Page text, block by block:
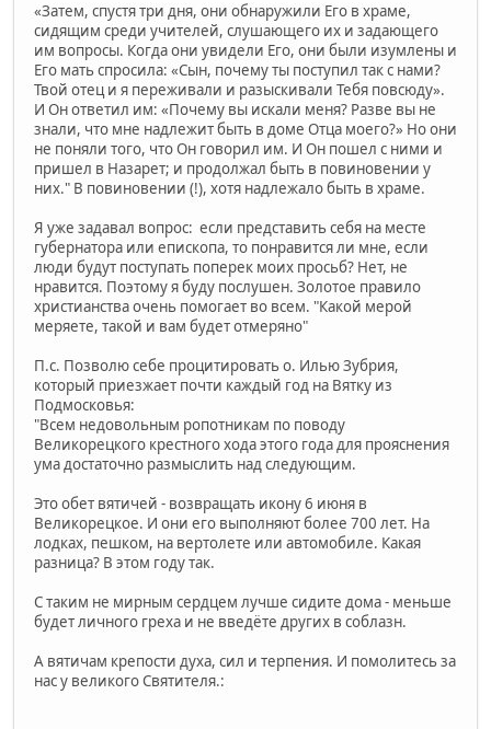
«Затем, спустя три дня, они обнаружили Его в храме,
сидящим среди учителей, слушающего их и задающего
им вопросы. Когда они увидели Его, они были изумлены и
Его мать спросила: «Сын, почему ты поступил так с нами?
Твой отец и я переживали и разыскивали Тебя повсюду».
И Он ответил им: «Почему вы искали меня? Разве вы не
знали, что мне надлежит быть в доме Отца моего?» Но они
не поняли того, что Он говорил им. И Он пошел с ними и
пришел в Назарет; и продолжал быть в повиновении у
них." В повиновении (!), хотя надлежало быть в храме.
Я уже задавал вопрос: если представить себя на месте
губернатора или епископа, то понравится ли мне, если
люди будут поступать поперек моих просьб? Нет, не
нравится. Поэтому я буду послушен. Золотое правило
христианства очень помогает во всем. "Какой мерой
меряете, такой и вам будет отмеряно"
П.с. Позволю себе процитировать о. Илью Зубрия,
который приезжает почти каждый год на Вятку из
Подмосковья:
"Всем недовольным ропотникам по поводу
Великорецкого крестного хода этого года для прояснения
ума достаточно размыслить над следующим.
Это обет вятичей - возвращать икону 6 июня в
Великорецкое. И они его выполняют более 700 лет. На
лодках, пешком, на вертолете или автомобиле. Какая
разница? В этом году так.
С таким не мирным сердцем лучше сидите дома - меньше
будет личного греха и не введёте других в соблазн.
А вятичам крепости духа, сил и терпения. И помолитесь за
нас у великого Святителя.: